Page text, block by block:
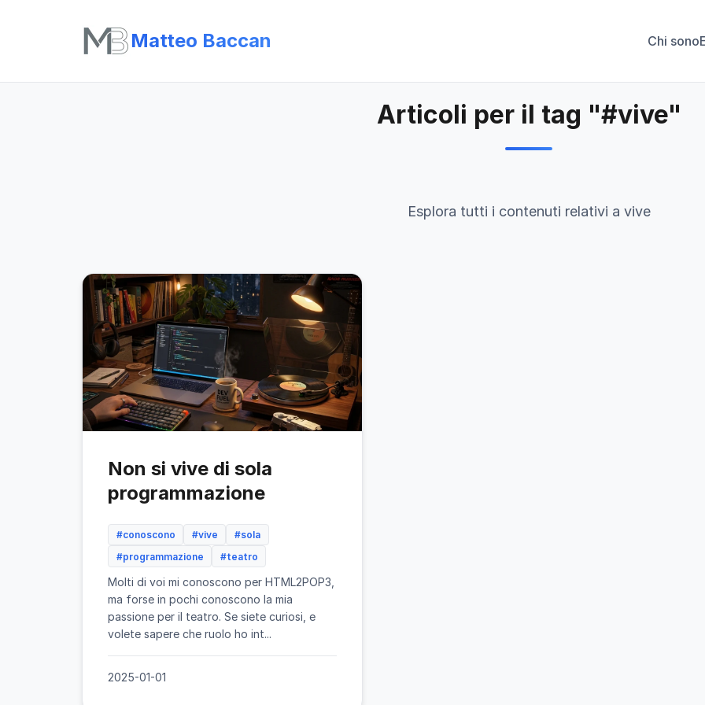
Matteo Baccan Chi sono
Articoli per il tag "#vive"
Esplora tutti i contenuti relativi a vive
Non si vive di sola
programmazione
#conoscono #vive
#sola
#programmazione
#teatro
Molti di voi mi conoscono per HTML2POP3,
ma forse in pochi conoscono la mia
passione per il teatro. Se siete curiosi, e
volete sapere che ruolo ho int...
2025-01-01